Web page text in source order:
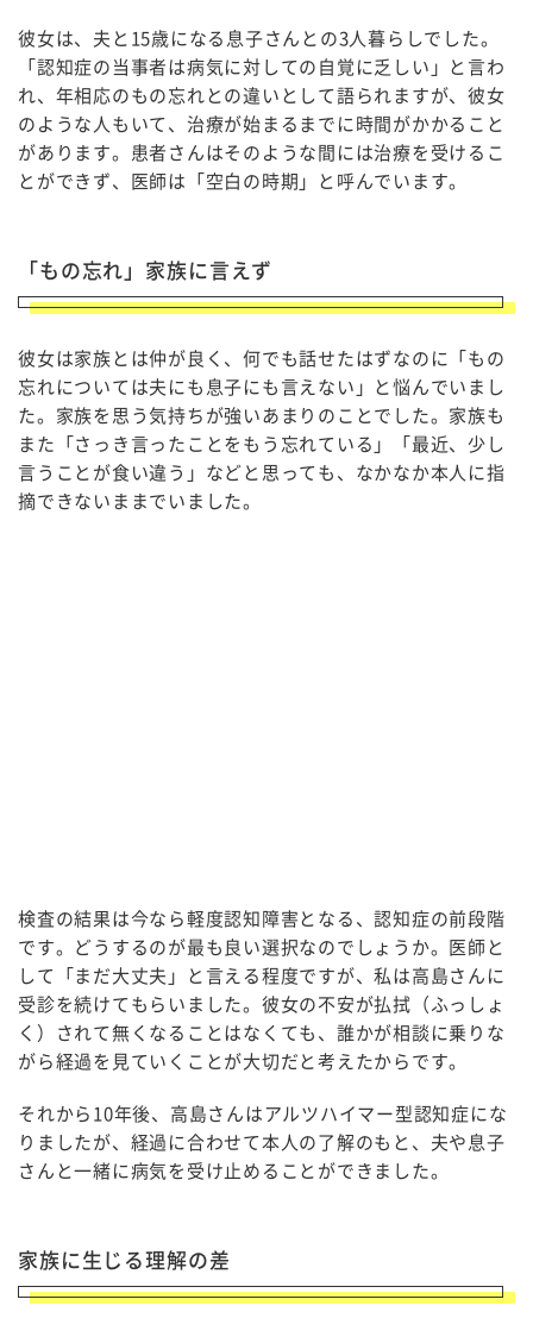
彼女は、夫と15歳になる息子さんとの3人暮らしでした。
「認知症の当事者は病気に対しての自覚に乏しい」と言わ
れ、年相応のもの忘れとの違いとして語られますが、彼女
のような人もいて、治療が始まるまでに時間がかかること
があります。患者さんはそのような間には治療を受けるこ
とができず、医師は「空白の時期」と呼んでいます。
「もの忘れ」家族に言えず
彼女は家族とは仲が良く、何でも話せたはずなのに「もの
忘れについては夫にも息子にも言えない」と悩んでいまし
た。家族を思う気持ちが強いあまりのことでした。家族も
また「さっき言ったことをもう忘れている」「最近、少し
言うことが食い違う」などと思っても、なかなか本人に指
摘できないままでいました。
検査の結果は今なら軽度認知障害となる、認知症の前段階
です。どうするのが最も良い選択なのでしょうか。医師と
して「まだ大丈夫」と言える程度ですが、私は高島さんに
受診を続けてもらいました。彼女の不安が払拭（ふっしょ
く）されて無くなることはなくても、誰かが相談に乗りな
がら経過を見ていくことが大切だと考えたからです。
それから10年後、高島さんはアルツハイマー型認知症にな
りましたが、経過に合わせて本人の了解のもと、夫や息子
さんと一緒に病気を受け止めることができました。
家族に生じる理解の差